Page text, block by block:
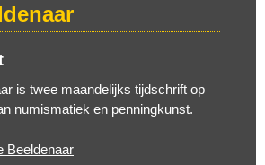
is twee maandelijks tijdschrift op
numismatiek en penningkunst.
Beeldenaar